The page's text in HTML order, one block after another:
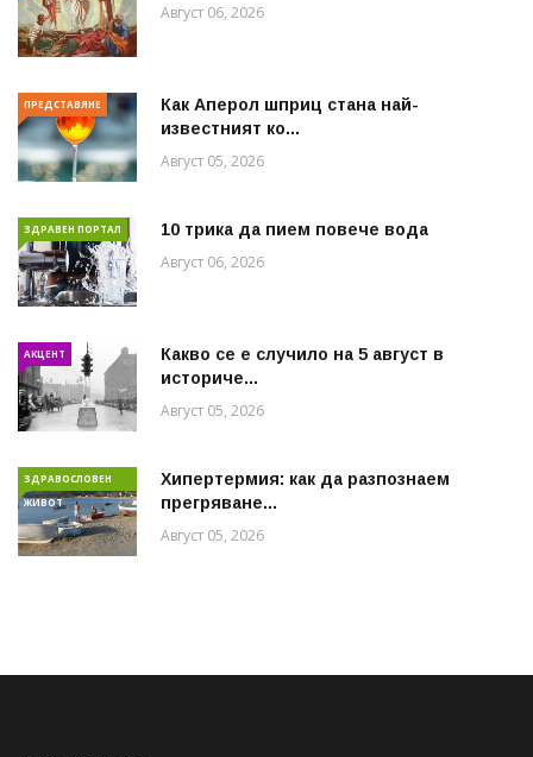
Август 06, 2026
ПРЕДСТАВЯНЕ
Как Аперол шприц стана най-
известният ко...
Август 05, 2026
ЗДРАВЕН ПОРТАЛ 10 трика да пием повече вода
Август 06, 2026
АКЦЕНТ
Какво се е случило на 5 август в
историче...
Август 05, 2026
ЗДРАВОСЛОВЕН
ЖИВОТ
Хипертермия: как да разпознаем
прегряване...
Август 05, 2026